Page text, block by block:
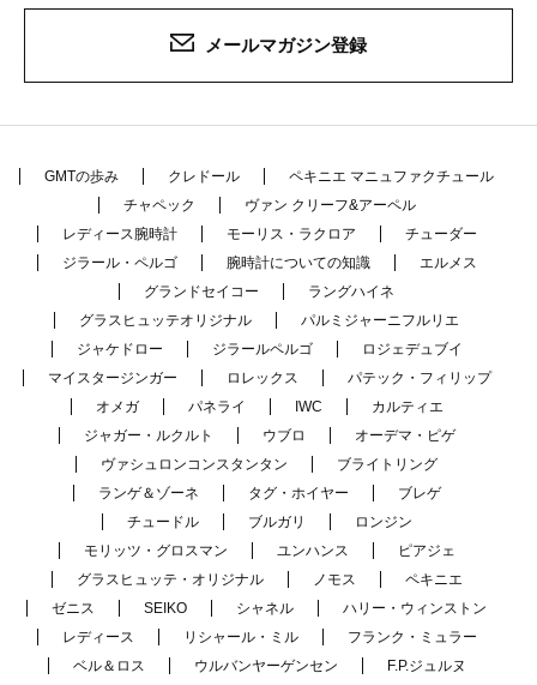
メールマガジン登録
GMTの歩み クレドール
ペキニエ マニュファクチュール
チャペック
ヴァン クリーフ&アーペル
レディース腕時計
モーリス・ラクロア
チューダー
ジラール・ペルゴ
腕時計についての知識
エルメス
グランドセイコー
ラングハイネ
グラスヒュッテオリジナル
パルミジャーニフルリエ
ジャケドロー
ジラールペルゴ
ロジェデュブイ
マイスタージンガー
ロレックス
パテック・フィリップ
オメガ
パネライ IWC
カルティエ
ジャガー・ルクルト
ウブロ
オーデマ・ピゲ
ヴァシュロンコンスタンタン
ブライトリング
ランゲ＆ゾーネ
タグ・ホイヤー
ブレゲ
チュードル
ブルガリ
ロンジン
モリッツ・グロスマン
ユンハンス
ピアジェ
グラスヒュッテ・オリジナル
ノモス
ペキニエ
ゼニス
SEIKO シャネル
ハリー・ウィンストン
レディース
リシャール・ミル
フランク・ミュラー
ベル＆ロス
ウルバンヤーゲンセン
F.P.ジュルヌ